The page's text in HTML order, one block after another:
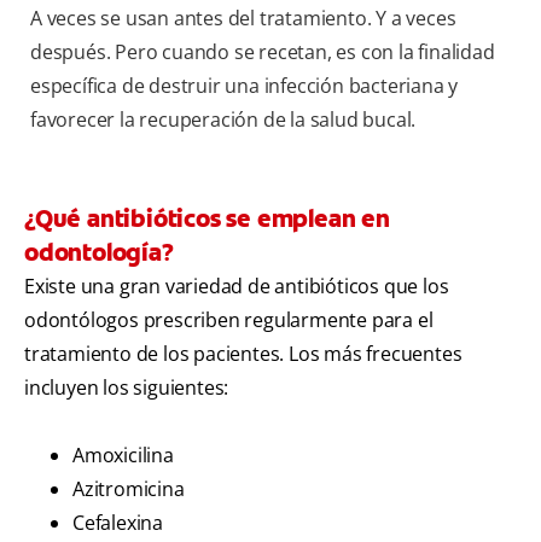
A veces se usan antes del tratamiento. Y a veces
después. Pero cuando se recetan, es con la finalidad
específica de destruir una infección bacteriana y
favorecer la recuperación de la salud bucal.
¿Qué antibióticos se emplean en
odontología?
Existe una gran variedad de antibióticos que los
odontólogos prescriben regularmente para el
tratamiento de los pacientes. Los más frecuentes
incluyen los siguientes:
Amoxicilina
Azitromicina
Cefalexina